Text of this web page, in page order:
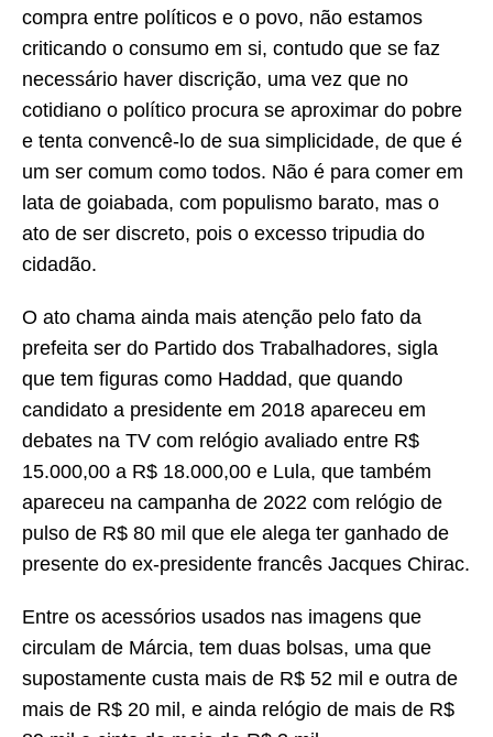
compra entre políticos e o povo, não estamos
criticando o consumo em si, contudo que se faz
necessário haver discrição, uma vez que no
cotidiano o político procura se aproximar do pobre
e tenta convencê-lo de sua simplicidade, de que é
um ser comum como todos. Não é para comer em
lata de goiabada, com populismo barato, mas o
ato de ser discreto, pois o excesso tripudia do
cidadão.
O ato chama ainda mais atenção pelo fato da
prefeita ser do Partido dos Trabalhadores, sigla
que tem figuras como Haddad, que quando
candidato a presidente em 2018 apareceu em
debates na TV com relógio avaliado entre R$
15.000,00 a R$ 18.000,00 e Lula, que também
apareceu na campanha de 2022 com relógio de
pulso de R$ 80 mil que ele alega ter ganhado de
presente do ex-presidente francês Jacques Chirac.
Entre os acessórios usados nas imagens que
circulam de Márcia, tem duas bolsas, uma que
supostamente custa mais de R$ 52 mil e outra de
mais de R$ 20 mil, e ainda relógio de mais de R$